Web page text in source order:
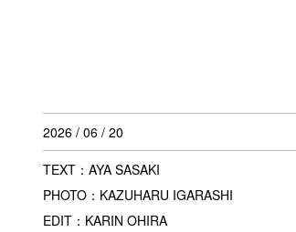
2026 / 06 / 20
TEXT：AYA SASAKI
PHOTO：KAZUHARU IGARASHI
EDIT：KARIN OHIRA